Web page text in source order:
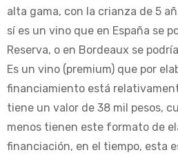
alta gama, con la crianza de 5
sí es un vino que en España se
Reserva, o en Bordeaux se
Es un vino (premium) que por
financiamiento está
tiene un valor de 38 mil pesos,
menos tienen este formato de
financiación, en el tiempo, esta